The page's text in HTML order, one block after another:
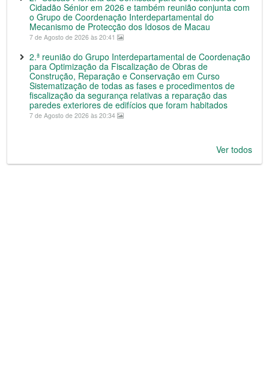
Cidadão Sénior em 2026 e também reunião conjunta com
o Grupo de Coordenação Interdepartamental do
Mecanismo de Protecção dos Idosos de Macau
7 de Agosto de 2026 às 20:41
2.ª reunião do Grupo Interdepartamental de Coordenação
para Optimização da Fiscalização de Obras de
Construção, Reparação e Conservação em Curso
Sistematização de todas as fases e procedimentos de
fiscalização da segurança relativas a reparação das
paredes exteriores de edifícios que foram habitados
7 de Agosto de 2026 às 20:34
Ver todos